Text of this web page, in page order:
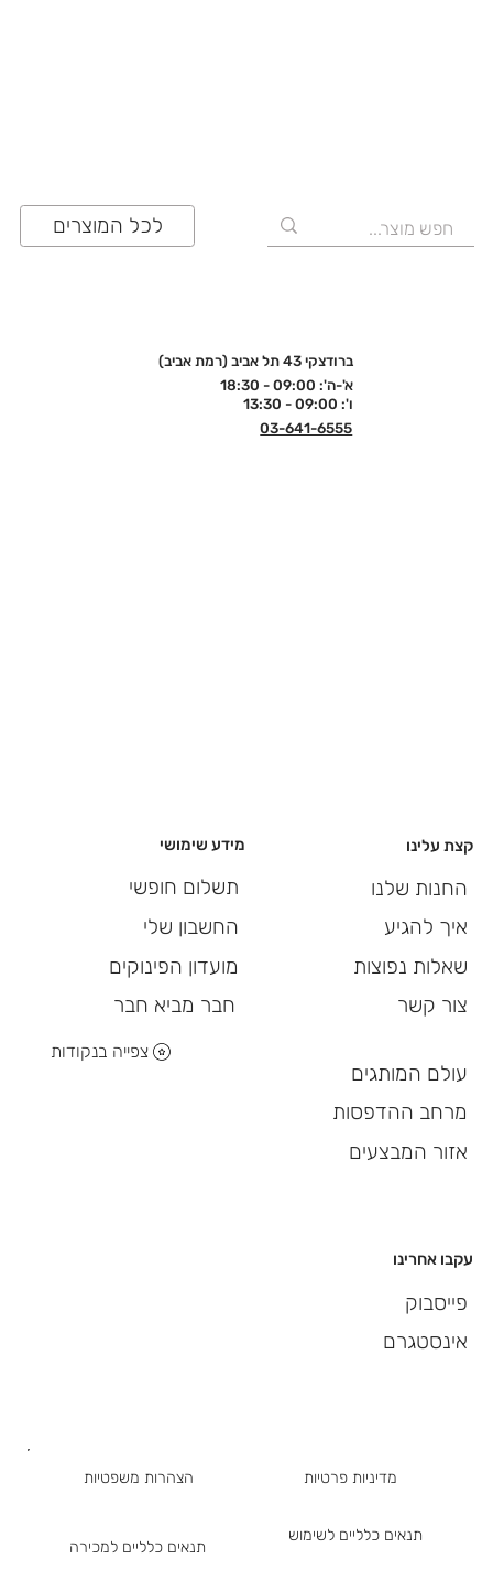
לכל המוצרים
ברודצקי 43 תל אביב (רמת אביב)
א'-ה': 09:00 - 18:30
ו': 09:00 - 13:30
03-641-6555
מידע שימושי
תשלום חופשי
החשבון שלי
מועדון הפינוקים
חבר מביא חבר
צפייה בנקודות
עקבו אחרינו
פייסבוק
אינסטגרם
קצת עלינו
החנות שלנו
איך להגיע
שאלות נפוצות
צור קשר
עולם המותגים
מרחב ההדפסות
אזור המבצעים
מדיניות פרטיות
תנאים כלליים למכירה
תנאים כלליים לשימוש
הצהרות משפטיות